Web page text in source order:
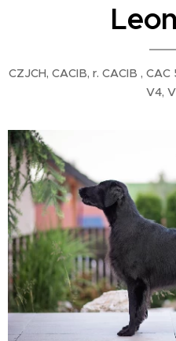
CZJCH, CACIB, r. CACIB ,
V4,